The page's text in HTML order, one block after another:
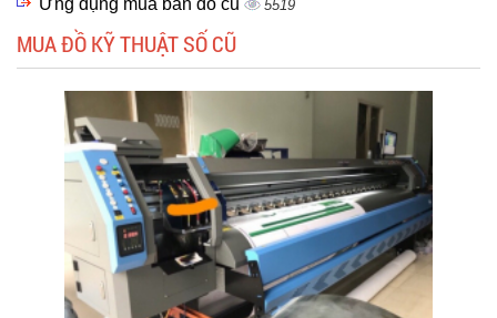
Ứng dụng mua bán đồ cũ 5519
MUA ĐỒ KỸ THUẬT SỐ CŨ